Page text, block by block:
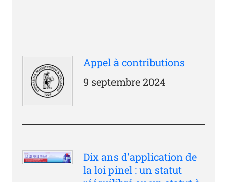
Appel à contributions
9 septembre 2024
Dix ans d'application de
la loi pinel : un statut